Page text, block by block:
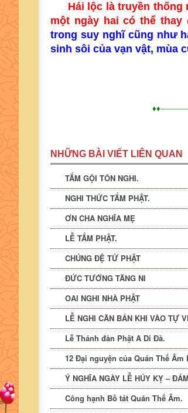
Hái lộc là truyền thống
một ngày hai có thể thay
trong suy nghĩ cũng như
sinh sôi của vạn vật, mùa
NHỮNG BÀI VIẾT LIÊN QUAN
TẮM GỘI TÔN NGHI.
NGHI THỨC TẮM PHẬT.
ƠN CHA NGHĨA MẸ
LỄ TẮM PHẬT.
CHÚNG ĐỆ TỬ PHẬT
ĐỨC TƯỚNG TĂNG NI
OAI NGHI NHÀ PHẬT
LỄ NGHI CĂN BẢN KHI VÀO TỰ
Lễ Thánh đản Phật A Di Đà.
12 Đại nguyện của Quán Thế Âm
Ý NGHĨA NGÀY LỄ HÚY KỴ –
Công hạnh Bồ tát Quán Thế Âm.